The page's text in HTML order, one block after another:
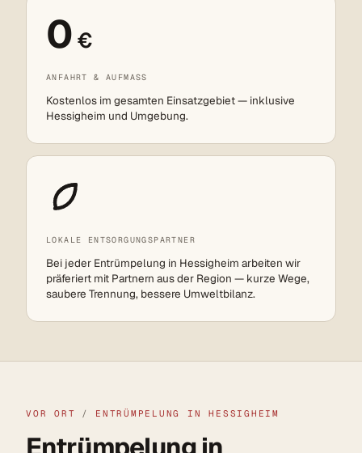
0 €
ANFAHRT & AUFMASS
Kostenlos im gesamten Einsatzgebiet — inklusive
Hessigheim und Umgebung.
LOKALE ENTSORGUNGSPARTNER
Bei jeder Entrümpelung in Hessigheim arbeiten wir
präferiert mit Partnern aus der Region — kurze Wege,
saubere Trennung, bessere Umweltbilanz.
VOR ORT / ENTRÜMPELUNG IN HESSIGHEIM